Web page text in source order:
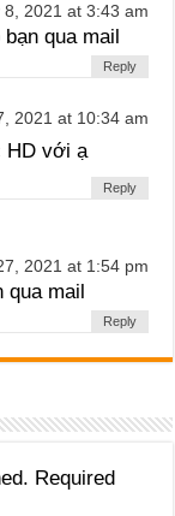
8, 2021 at 3:43 am
qua mail
Reply
2021 at 10:34 am
HD với ạ
Reply
2021 at 1:54 pm
mail
Reply
Required